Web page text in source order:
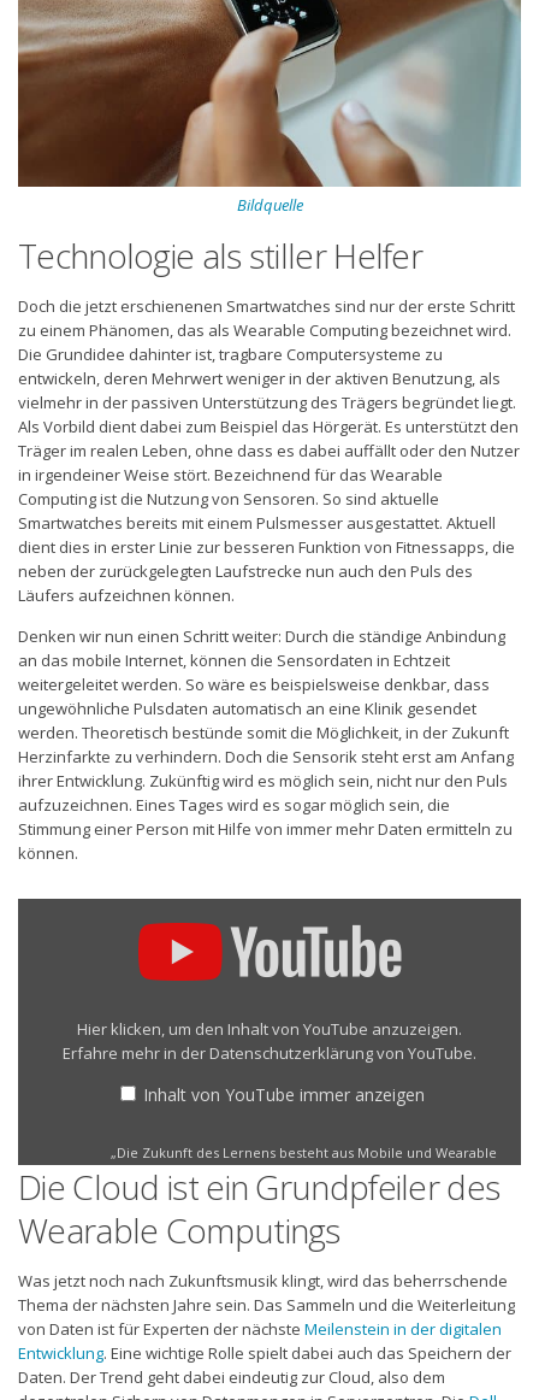
Bildquelle
Technologie als stiller Helfer
Doch die jetzt erschienenen Smartwatches sind nur der erste Schritt
zu einem Phänomen, das als Wearable Computing bezeichnet wird.
Die Grundidee dahinter ist, tragbare Computersysteme zu
entwickeln, deren Mehrwert weniger in der aktiven Benutzung, als
vielmehr in der passiven Unterstützung des Trägers begründet liegt.
Als Vorbild dient dabei zum Beispiel das Hörgerät. Es unterstützt den
Träger im realen Leben, ohne dass es dabei auffällt oder den Nutzer
in irgendeiner Weise stört. Bezeichnend für das Wearable
Computing ist die Nutzung von Sensoren. So sind aktuelle
Smartwatches bereits mit einem Pulsmesser ausgestattet. Aktuell
dient dies in erster Linie zur besseren Funktion von Fitnessapps, die
neben der zurückgelegten Laufstrecke nun auch den Puls des
Läufers aufzeichnen können.
Denken wir nun einen Schritt weiter: Durch die ständige Anbindung
an das mobile Internet, können die Sensordaten in Echtzeit
weitergeleitet werden. So wäre es beispielsweise denkbar, dass
ungewöhnliche Pulsdaten automatisch an eine Klinik gesendet
werden. Theoretisch bestünde somit die Möglichkeit, in der Zukunft
Herzinfarkte zu verhindern. Doch die Sensorik steht erst am Anfang
ihrer Entwicklung. Zukünftig wird es möglich sein, nicht nur den Puls
aufzuzeichnen. Eines Tages wird es sogar möglich sein, die
Stimmung einer Person mit Hilfe von immer mehr Daten ermitteln zu
können.
Mobile
YouTube
anzeigen
Hier klicken, um den Inhalt von YouTube anzuzeigen.
Erfahre mehr in der Datenschutzerklärung von YouTube.
Inhalt von YouTube immer anzeigen
„Die Zukunft des Lernens besteht aus Mobile und Wearable
Computing“ direkt öffnen
Die Cloud ist ein Grundpfeiler des
Wearable Computings
Was jetzt noch nach Zukunftsmusik klingt, wird das beherrschende
Thema der nächsten Jahre sein. Das Sammeln und die Weiterleitung
von Daten ist für Experten der nächste Meilenstein in der digitalen
Entwicklung. Eine wichtige Rolle spielt dabei auch das Speichern der
Daten. Der Trend geht dabei eindeutig zur Cloud, also dem